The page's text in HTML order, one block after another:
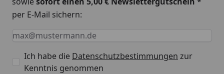
per E-Mail sichern:
Keine Eingabe erforderlich
Eingabe erforderlich
E-Mail *
Ich habe die Datenschutzbestimmungen zur
Kenntnis genommen